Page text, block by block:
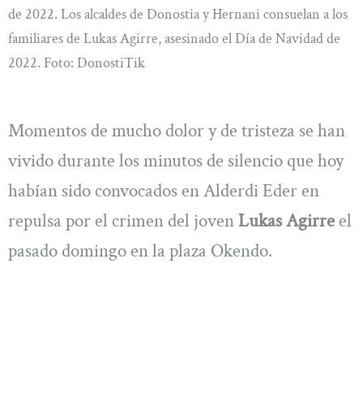
de 2022. Los alcaldes de Donostia y Hernani consuelan a los
familiares de Lukas Agirre, asesinado el Día de Navidad de
2022. Foto: DonostiTik
Momentos de mucho dolor y de tristeza se han
vivido durante los minutos de silencio que hoy
habían sido convocados en Alderdi Eder en
repulsa por el crimen del joven Lukas Agirre el
pasado domingo en la plaza Okendo.